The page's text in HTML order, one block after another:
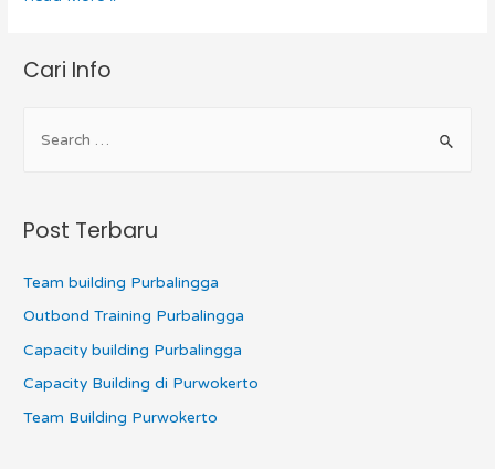
Cari Info
Post Terbaru
Team building Purbalingga
Outbond Training Purbalingga
Capacity building Purbalingga
Capacity Building di Purwokerto
Team Building Purwokerto